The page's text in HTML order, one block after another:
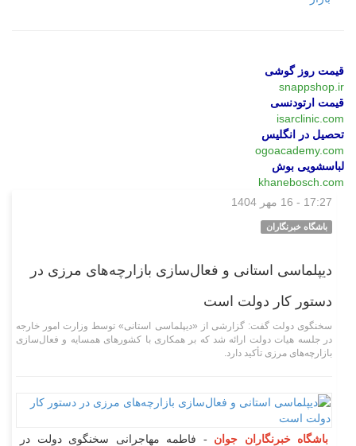
قیمت روز گوشی
snappshop.ir
قیمت ارتودنسی
isarclinic.com
تحصیل در انگلیس
ogoacademy.com
لباسشویی بوش
khanebosch.com
17:27 - 16 مهر 1404
باشگاه خبرنگاران
دیپلماسی استانی و فعال‌سازی بازارچه‌های مرزی در
دستور کار دولت است
سخنگوی دولت گفت: گزارشی از «دیپلماسی استانی» توسط وزارت امور خارجه
در جلسه هیات دولت ارائه شد که بر همکاری با کشور‌های همسایه و فعال‌سازی
بازارچه‌های مرزی تأکید دارد.
باشگاه خبرنگاران جوان- فاطمه مهاجرانی سخنگوی دولت در